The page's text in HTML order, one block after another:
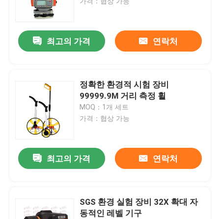
최고의 가격 연락처
정확한 환경적 시험 장비
99999.9M 거리 측정 휠
MOQ：1개 세트
가격：협상 가능
최고의 가격 연락처
SGS 환경 실험 장비 32X 확대 자
동적인 레벨 기구